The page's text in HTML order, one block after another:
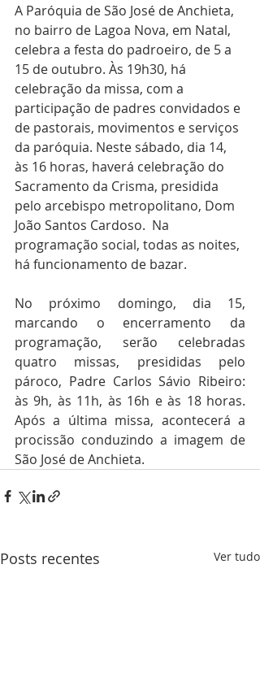
A Paróquia de São José de Anchieta,
no bairro de Lagoa Nova, em Natal,
celebra a festa do padroeiro, de 5 a
15 de outubro. Às 19h30, há
celebração da missa, com a
participação de padres convidados e
de pastorais, movimentos e serviços
da paróquia. Neste sábado, dia 14,
às 16 horas, haverá celebração do
Sacramento da Crisma, presidida
pelo arcebispo metropolitano, Dom
João Santos Cardoso.  Na
programação social, todas as noites,
há funcionamento de bazar.
No próximo domingo, dia 15,
marcando o encerramento da
programação, serão celebradas
quatro missas, presididas pelo
pároco, Padre Carlos Sávio Ribeiro:
às 9h, às 11h, às 16h e às 18 horas.
Após a última missa, acontecerá a
procissão conduzindo a imagem de
São José de Anchieta.
Posts recentes Ver tudo